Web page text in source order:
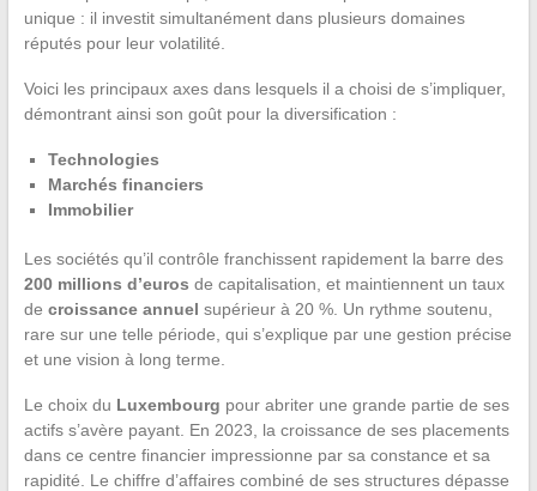
unique : il investit simultanément dans plusieurs domaines
réputés pour leur volatilité.
Voici les principaux axes dans lesquels il a choisi de s’impliquer,
démontrant ainsi son goût pour la diversification :
Technologies
Marchés financiers
Immobilier
Les sociétés qu’il contrôle franchissent rapidement la barre des
200 millions d’euros de capitalisation, et maintiennent un taux
de croissance annuel supérieur à 20 %. Un rythme soutenu,
rare sur une telle période, qui s’explique par une gestion précise
et une vision à long terme.
Le choix du Luxembourg pour abriter une grande partie de ses
actifs s’avère payant. En 2023, la croissance de ses placements
dans ce centre financier impressionne par sa constance et sa
rapidité. Le chiffre d’affaires combiné de ses structures dépasse